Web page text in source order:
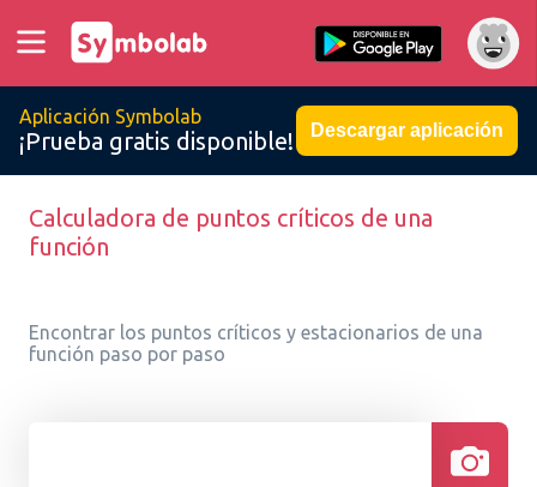
Aplicación Symbolab
¡Prueba gratis disponible! Descargar aplicación
Calculadora de puntos críticos de una
función
Encontrar los puntos críticos y estacionarios de una
función paso por paso